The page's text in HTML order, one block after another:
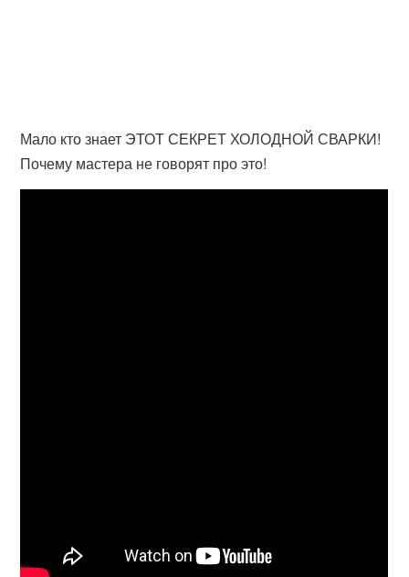
Мало кто знает ЭТОТ СЕКРЕТ ХОЛОДНОЙ СВАРКИ!
Почему мастера не говорят про это!